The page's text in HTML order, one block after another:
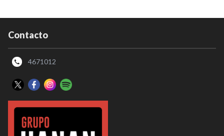
Contacto
4671012